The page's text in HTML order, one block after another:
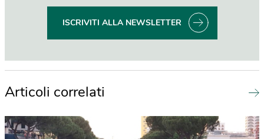
ISCRIVITI ALLA NEWSLETTER
Articoli correlati